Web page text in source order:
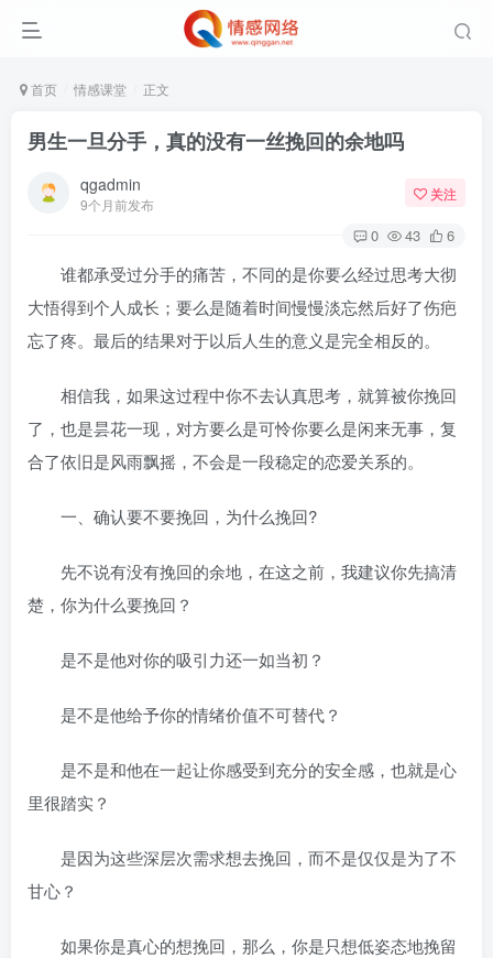
首页 情感课堂 正文
男生一旦分手，真的没有一丝挽回的余地吗
qgadmin
9个月前发布
关注
0 43 6
谁都承受过分手的痛苦，不同的是你要么经过思考大彻
大悟得到个人成长；要么是随着时间慢慢淡忘然后好了伤疤
忘了疼。最后的结果对于以后人生的意义是完全相反的。
相信我，如果这过程中你不去认真思考，就算被你挽回
了，也是昙花一现，对方要么是可怜你要么是闲来无事，复
合了依旧是风雨飘摇，不会是一段稳定的恋爱关系的。
一、确认要不要挽回，为什么挽回?
先不说有没有挽回的余地，在这之前，我建议你先搞清
楚，你为什么要挽回？
是不是他对你的吸引力还一如当初？
是不是他给予你的情绪价值不可替代？
是不是和他在一起让你感受到充分的安全感，也就是心
里很踏实？
是因为这些深层次需求想去挽回，而不是仅仅是为了不
甘心？
如果你是真心的想挽回，那么，你是只想低姿态地挽留